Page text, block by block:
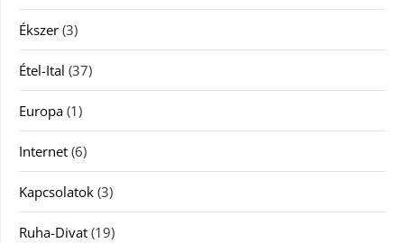
Ékszer (3)
Étel-Ital (37)
Europa (1)
Internet (6)
Kapcsolatok (3)
Ruha-Divat (19)